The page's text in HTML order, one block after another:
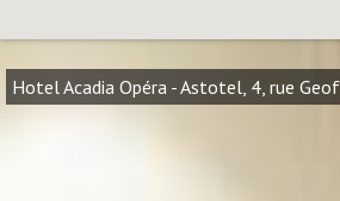
Hotel Acadia Opéra - Astotel, 4, rue